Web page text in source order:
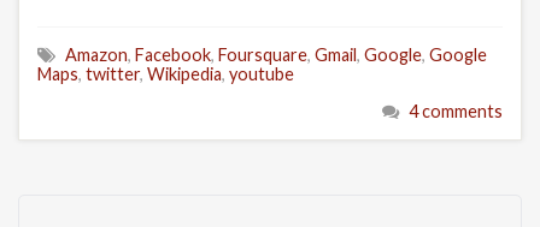
Amazon, Facebook, Foursquare, Gmail, Google, Google
Maps, twitter, Wikipedia, youtube
4 comments